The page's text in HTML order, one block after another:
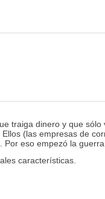
traiga dinero y que
(las empresas de
. Por eso empezó la
características.